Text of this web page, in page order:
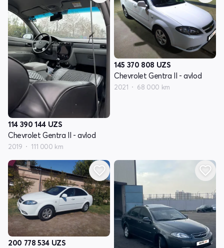
114 390 144 UZS
Chevrolet Gentra II - avlod
2019 111 000 km
145 370 808 UZS
Chevrolet Gentra II - avlod
2021 68 000 km
200 778 534 UZS